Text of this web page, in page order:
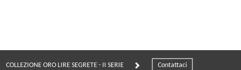
COLLEZIONE ORO LIRE SEGRETE - II SERIE Contattaci